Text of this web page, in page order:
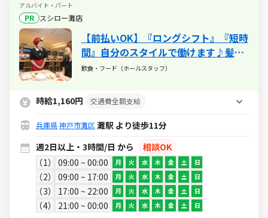
アルバイト・パート
PR スシロー灘店
【前払いOK】『ロングシフト』『短時
間』自分のスタイルで働けます♪髪型
髪色自由や映画・レジャー・旅行が割
ど待遇も充実★
飲食・フード（ホールスタッフ）
時給1,160円 交通費全額支給
兵庫県神戸市灘区 灘駅 より徒歩11分
週2日以上・3時間/日 から
相談OK
1
09:00 ~ 00:00 月 火 水 木 金 土 日
2 09:00 ~ 17:00 月 火 水 木 金 土 日
3 17:00 ~ 22:00 月 火 水 木 金 土 日
4 21:00 ~ 00:00 月 火 水 木 金 土 日